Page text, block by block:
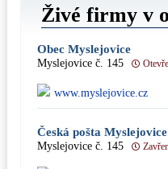
Živé firmy v
Obec Myslejovice
Myslejovice č. 145
www.myslejovice.cz
Česká pošta Myslejovice
Myslejovice č. 145